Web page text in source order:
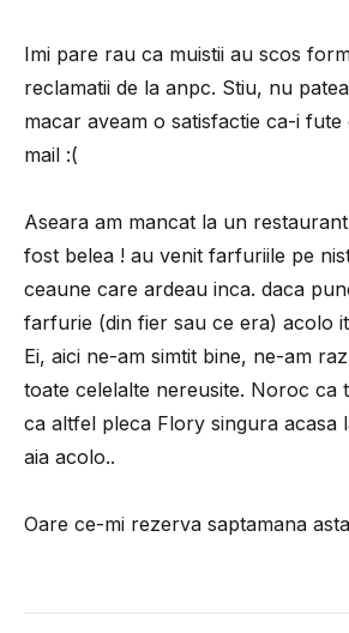
Imi pare rau ca muistii au scos
reclamatii de la anpc. Stiu, nu
macar aveam o satisfactie ca-i
mail :(
Aseara am mancat la un
fost belea ! au venit farfuriile pe
ceaune care ardeau inca. daca
farfurie (din fier sau ce era) acolo
Ei, aici ne-am simtit bine, ne-am
toate celelalte nereusite. Noroc ca
ca altfel pleca Flory singura acasa
aia acolo..
Oare ce-mi rezerva saptamana